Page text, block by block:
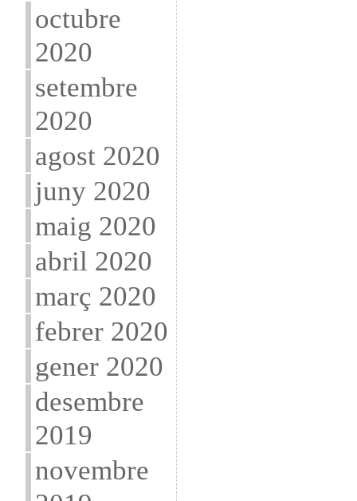
octubre
2020
setembre
2020
agost 2020
juny 2020
maig 2020
abril 2020
març 2020
febrer 2020
gener 2020
desembre
2019
novembre